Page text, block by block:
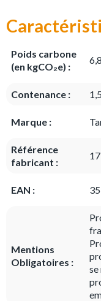
Poids carbone
(en kgCO₂e) :
Contenance :
Marque :
Référence
fabricant :
EAN :
Mentions
Obligatoires :